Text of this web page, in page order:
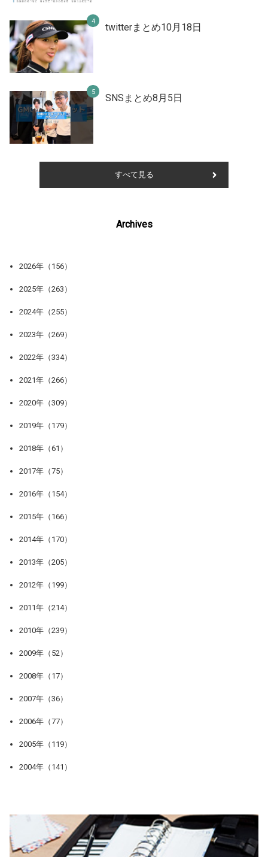
twitterまとめ10月18日
SNSまとめ8月5日
すべて見る
Archives
2026年（156）
2025年（263）
2024年（255）
2023年（269）
2022年（334）
2021年（266）
2020年（309）
2019年（179）
2018年（61）
2017年（75）
2016年（154）
2015年（166）
2014年（170）
2013年（205）
2012年（199）
2011年（214）
2010年（239）
2009年（52）
2008年（17）
2007年（36）
2006年（77）
2005年（119）
2004年（141）